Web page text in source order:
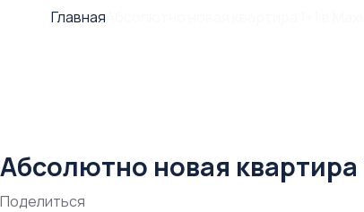
Главная
Абсолютно новая
Поделиться